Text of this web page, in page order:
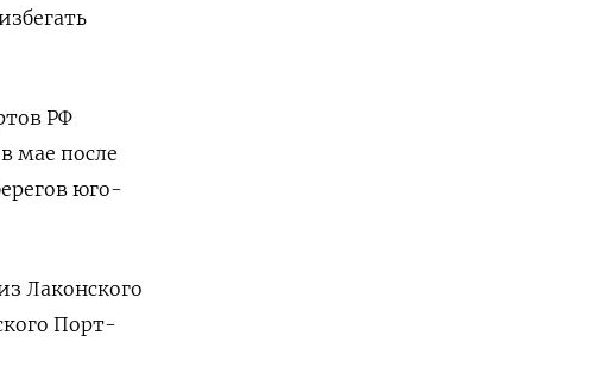
РФ
мае после
юго-
Лаконского
Порт-